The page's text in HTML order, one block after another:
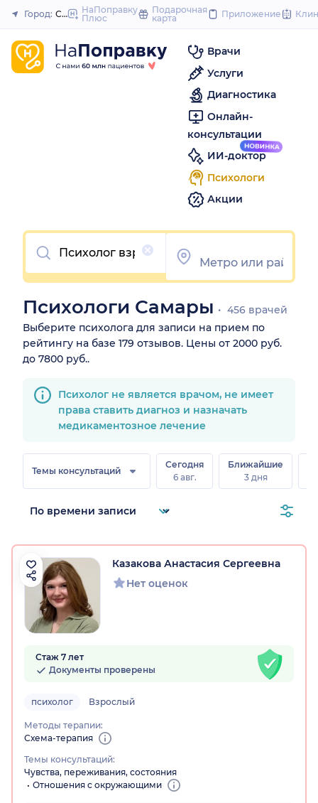
to
Закрыть
Город: СамараНаПоправку
Плюс
Подарочная
карта
Приложение
Врачи
Услуги
Диагностика
Онлайн-
консультации
ИИ-доктор
Психологи
Акции
Очистить
Психологи Самары
456 врачей
Выберите психолога для записи на прием по
рейтингу на базе 179 отзывов. Цены от 2000 руб.
до 7800 руб..
Психолог не является врачом, не имеет
права ставить диагноз и назначать
медикаментозное лечение
Темы консультаций
Сегодня
6 авг.
Ближайшие
3 дня
Казакова Анастасия Сергеевна
Нет оценок
Стаж 7 лет
Документы проверены
психолог Взрослый
Методы терапии:
Схема-терапия
Темы консультаций:
Чувства, переживания, состояния
Отношения с окружающими